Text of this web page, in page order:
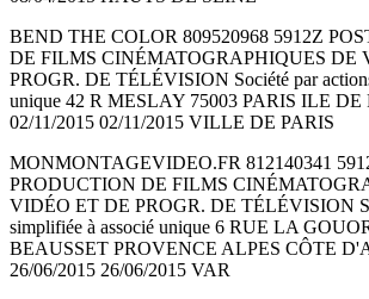
BEND THE COLOR 809520968 5912Z
DE FILMS CINÉMATOGRAPHIQUES DE
PROGR. DE TÉLÉVISION Société par
unique 42 R MESLAY 75003 PARIS ILE
02/11/2015 02/11/2015 VILLE DE PARIS
MONMONTAGEVIDEO.FR 812140341
PRODUCTION DE FILMS
VIDÉO ET DE PROGR. DE TÉLÉVISION
simplifiée à associé unique 6 RUE LA
BEAUSSET PROVENCE ALPES CÔTE
26/06/2015 26/06/2015 VAR